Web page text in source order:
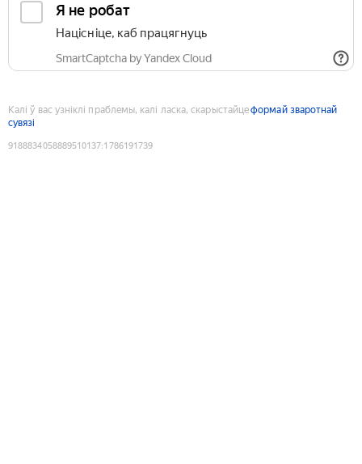
Я не робат
Націсніце, каб працягнуць
SmartCaptcha by Yandex Cloud
Калі ў вас узніклі праблемы, калі ласка, скарыстайцеформай зваротнай
сувязі
9188834058889510137:1786191739